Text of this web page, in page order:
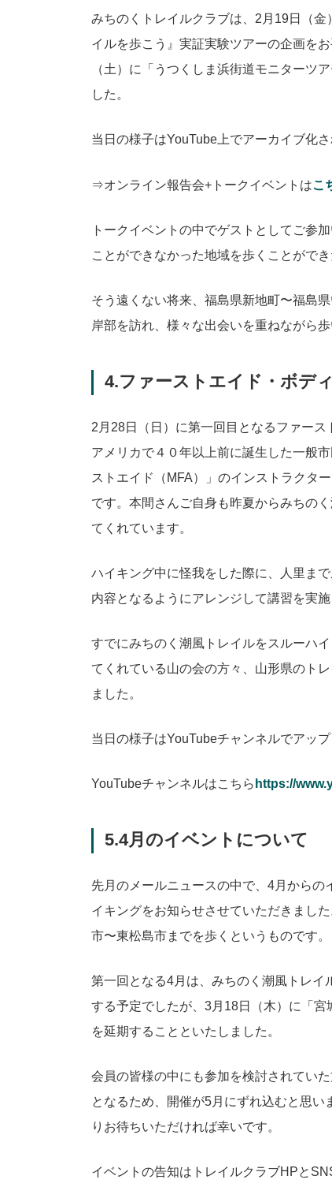
みちのくトレイルクラブは、2月19日（
イルを歩こう』実証実験ツアーの企画を
（土）に「うつくしま浜街道モニターツ
した。
当日の様子はYouTube上でアーカイブ化
⇒オンライン報告会+トークイベントはこ
トークイベントの中でゲストとしてご参
ことができなかった地域を歩くことがで
そう遠くない将来、福島県新地町〜福島
岸部を訪れ、様々な出会いを重ねながら
4.ファーストエイド・ボデ
2月28日（日）に第一回目となるファー
アメリカで４０年以上前に誕生した一般
ストエイド（MFA）」のインストラクタ
です。本間さんご自身も昨夏からみちの
てくれています。
ハイキング中に怪我をした際に、人里ま
内容となるようにアレンジして講習を実施
すでにみちのく潮風トレイルをスルーハ
てくれている山の会の方々、山形県のト
ました。
当日の様子はYouTubeチャンネルでアッ
YouTubeチャンネルはこちら https://
5.4月のイベントについて
先月のメールニュースの中で、4月から
イキングをお知らせさせていただきまし
市〜東松島市までを歩くというものです。
第一回となる4月は、みちのく潮風トレイ
する予定でしたが、3月18日（木）に「
を延期することといたしました。
会員の皆様の中にも参加を検討されてい
となるため、開催が5月にずれ込むと思
りお待ちいただければ幸いです。
イベントの告知はトレイルクラブHPと